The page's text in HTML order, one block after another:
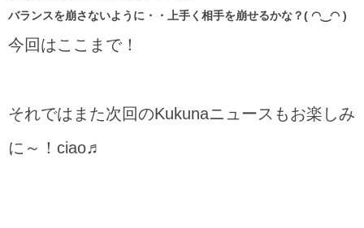
バランスを崩さないように・・上手く相手を崩せるかな？( ◠‿◠ )
今回はここまで！
それではまた次回のKukunaニュースもお楽しみ
に～！ciao♬